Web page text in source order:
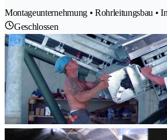
Montageunternehmung • Rohrleitungsbau •
Geschlossen